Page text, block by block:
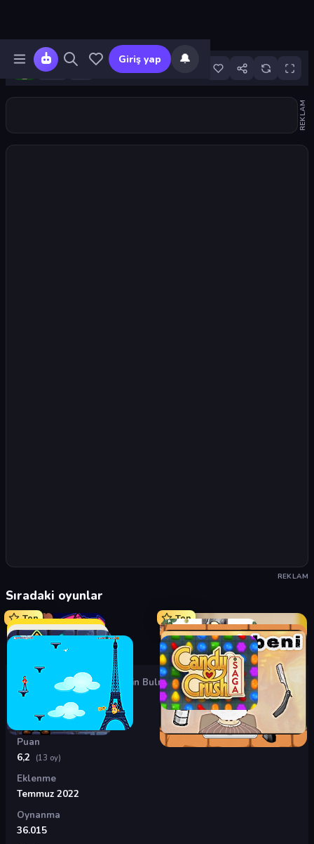
Giriş yap 🔔
8
REKLAM
REKLAM
Sıradaki oyunlar
Top Top
Oyunlar Beceri Oyunları Çin Bulmacası 2
Çin Bulmacası 2
Puan
6,2
(13 oy)
Eklenme
Temmuz 2022
Oynanma
36.015